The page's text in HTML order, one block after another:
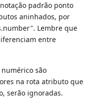
padrão ponto
aninhados, por
Lembre que
entre
são
na rota atributo que
serão ignoradas.